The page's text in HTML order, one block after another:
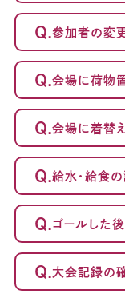
Q.参加者の変
Q.会場に荷物
Q.会場に着替
Q.給水・給食
Q.ゴールした後
Q.大会記録の